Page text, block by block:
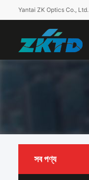
Yantai ZK Optics Co., Ltd.
সব পণ্য